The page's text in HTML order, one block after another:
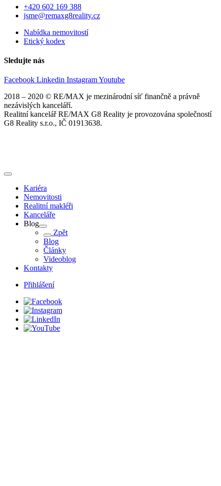
+420 602 169 388
jsme@remaxg8reality.cz
Nabídka nemovitostí
Etický kodex
Sledujte nás
Facebook Linkedin InstagramYoutube
2018 – 2020 © RE/MAX je mezinárodní síť finančně a právně
nezávislých kanceláří.
Realitní kancelář RE/MAX G8 Reality je provozována společností
G8 Reality s.r.o., IČ 01913638.
Kariéra
Nemovitosti
Realitní makléři
Kanceláře
Blog
Zpět
Blog
Články
Videoblog
Kontakty
Přihlášení